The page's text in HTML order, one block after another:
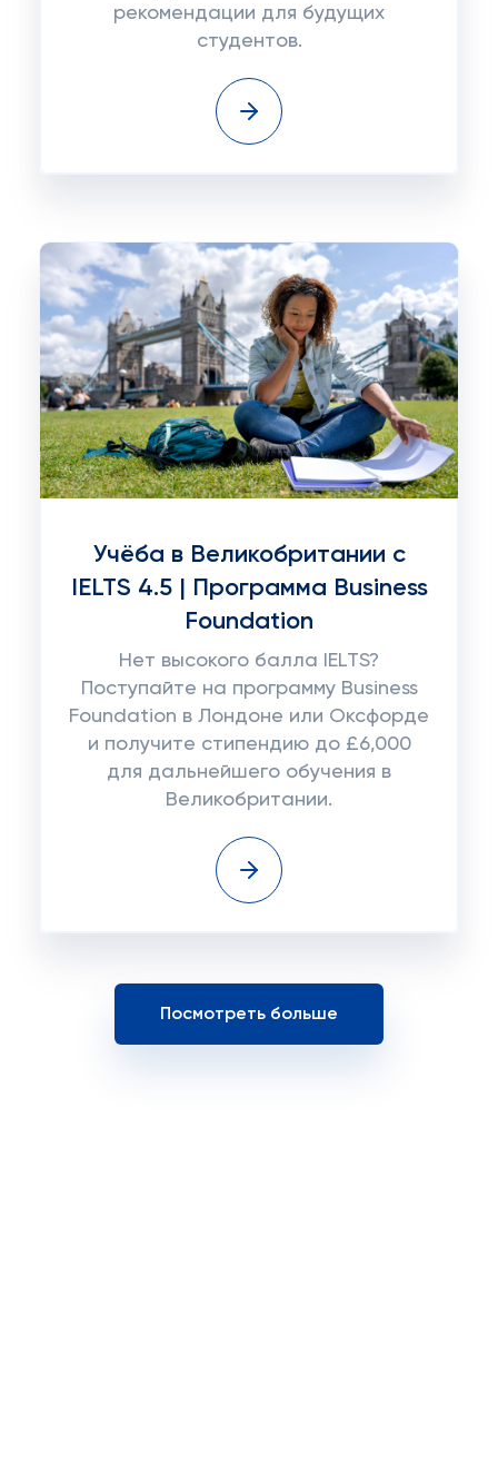
рекомендации для будущих
студентов.
Учёба в Великобритании с
IELTS 4.5 | Программа Business
Foundation
Нет высокого балла IELTS?
Поступайте на программу Business
Foundation в Лондоне или Оксфорде
и получите стипендию до £6,000
для дальнейшего обучения в
Великобритании.
Посмотреть больше